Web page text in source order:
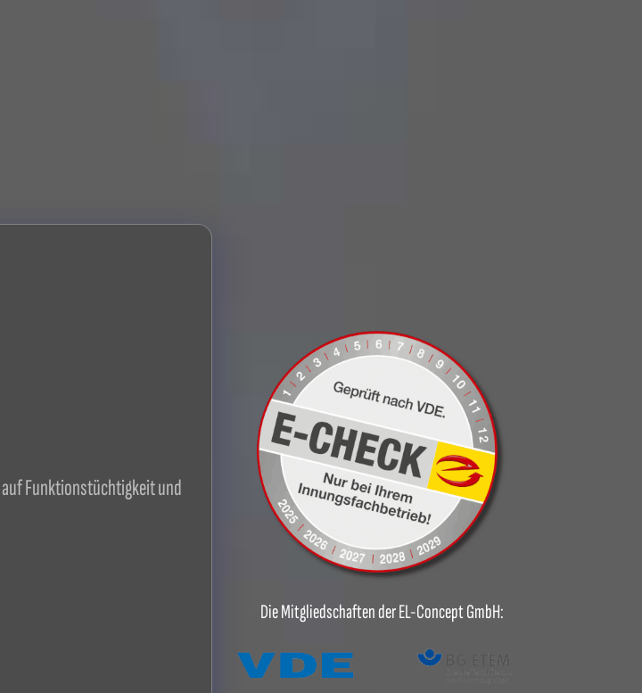
auf Funktionstüchtigkeit und
Die Mitgliedschaften der EL-Concept GmbH: